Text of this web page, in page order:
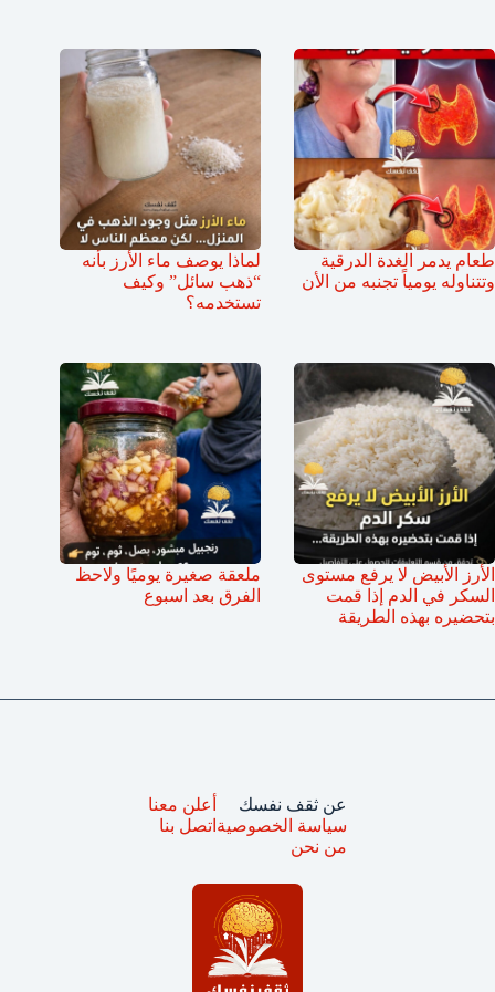
طعام يدمر الغدة الدرقية
وتتناوله يومياً تجنبه من الأن
لماذا يوصف ماء الأرز بأنه
“ذهب سائل” وكيف
تستخدمه؟
الأرز الأبيض لا يرفع مستوى
السكر في الدم إذا قمت
بتحضيره بهذه الطريقة
ملعقة صغيرة يوميًا ولاحظ
الفرق بعد اسبوع
عن ثقف نفسك
سياسة الخصوصية
من نحن
أعلن معنا
اتصل بنا